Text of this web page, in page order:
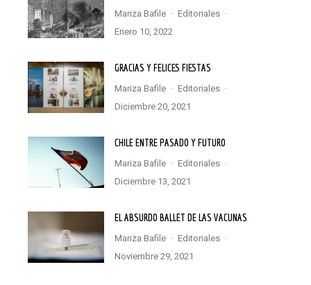
Mariza Bafile · Editoriales ·
enero 10, 2022
GRACIAS Y FELICES FIESTAS
Mariza Bafile · Editoriales ·
diciembre 20, 2021
CHILE ENTRE PASADO Y FUTURO
Mariza Bafile · Editoriales ·
diciembre 13, 2021
EL ABSURDO BALLET DE LAS VACUNAS
Mariza Bafile · Editoriales ·
noviembre 29, 2021